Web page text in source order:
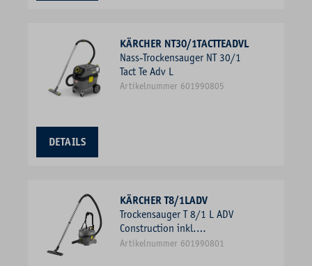
KÄRCHER NT30/1TACTTEADVL
Nass-Trockensauger NT 30/1
Tact Te Adv L
Artikelnummer 601990805
DETAILS
KÄRCHER T8/1LADV
Trockensauger T 8/1 L ADV
Construction inkl.
Bohrstaubtool, 850W, 3,5kg
Artikelnummer 601990801